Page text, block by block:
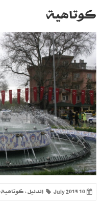
كوتاهية
10 July 2015 الدليل ، كوتاهية